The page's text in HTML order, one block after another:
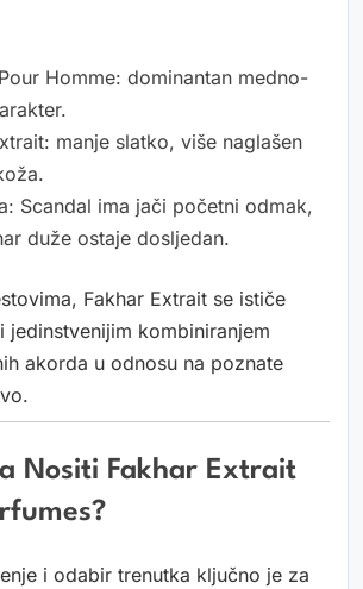
Homme: dominantan medno-
manje slatko, više naglašen
Scandal ima jači početni odmak,
duže ostaje dosljedan.
Fakhar Extrait se ističe
jedinstvenijim kombiniranjem
akorda u odnosu na poznate
Nositi Fakhar Extrait
i odabir trenutka ključno je za